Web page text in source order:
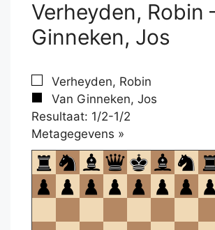
Verheyden, Robin
Ginneken, Jos
Verheyden, Robin
Van Ginneken, Jos
Resultaat: 1/2-1/2
Metagegevens »
om
te
openen.